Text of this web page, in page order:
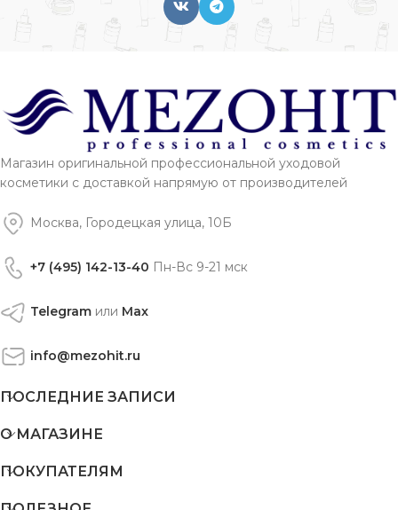
Магазин оригинальной профессиональной уходовой
косметики с доставкой напрямую от производителей
Москва, Городецкая улица, 10Б
+7 (495) 142-13-40 Пн-Вс 9-21 мск
Telegram или Max
info@mezohit.ru
ПОСЛЕДНИЕ ЗАПИСИ
О МАГАЗИНЕ
ПОКУПАТЕЛЯМ